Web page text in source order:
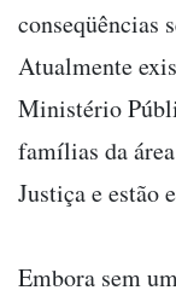
conseqüências
Atualmente
Ministério
famílias da
Justiça e estão
Embora sem